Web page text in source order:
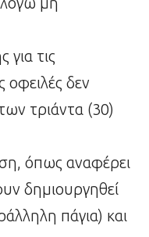
για τις
οφειλές δεν
τριάντα (30)
όπως αναφέρει
δημιουργηθεί
πάγια) και